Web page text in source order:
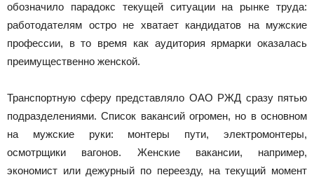
обозначило парадокс текущей ситуации на рынке труда:
работодателям остро не хватает кандидатов на мужские
профессии, в то время как аудитория ярмарки оказалась
преимущественно женской.
Транспортную сферу представляло ОАО РЖД сразу пятью
подразделениями. Список вакансий огромен, но в основном
на мужские руки: монтеры пути, электромонтеры,
осмотрщики вагонов. Женские вакансии, например,
экономист или дежурный по переезду, на текущий момент